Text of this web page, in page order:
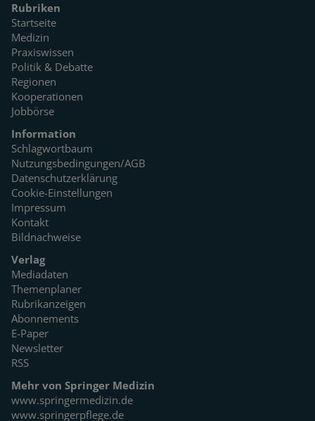
Rubriken
Startseite
Medizin
Praxiswissen
Politik & Debatte
Regionen
Kooperationen
Jobbörse
Information
Schlagwortbaum
Nutzungsbedingungen/AGB
Datenschutzerklärung
Cookie-Einstellungen
Impressum
Kontakt
Bildnachweise
Verlag
Mediadaten
Themenplaner
Rubrikanzeigen
Abonnements
E-Paper
Newsletter
RSS
Mehr von Springer Medizin
www.springermedizin.de
www.springerpflege.de